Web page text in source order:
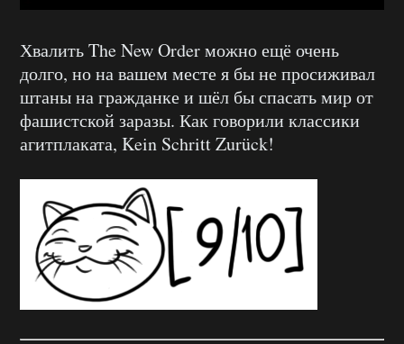
Хвалить The New Order можно ещё очень
долго, но на вашем месте я бы не просиживал
штаны на гражданке и шёл бы спасать мир от
фашистской заразы. Как говорили классики
агитплаката, Kein Schritt Zurück!